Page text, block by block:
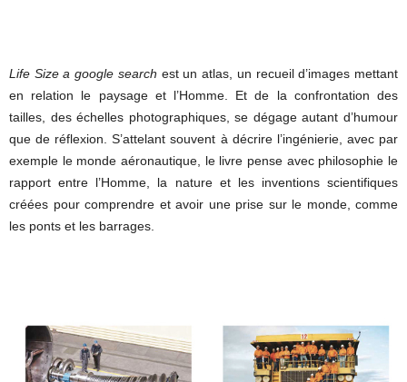
Life Size a google search est un atlas, un recueil d’images mettant
en relation le paysage et l’Homme. Et de la confrontation des
tailles, des échelles photographiques, se dégage autant d’humour
que de réflexion. S’attelant souvent à décrire l’ingénierie, avec par
exemple le monde aéronautique, le livre pense avec philosophie le
rapport entre l’Homme, la nature et les inventions scientifiques
créées pour comprendre et avoir une prise sur le monde, comme
les ponts et les barrages.